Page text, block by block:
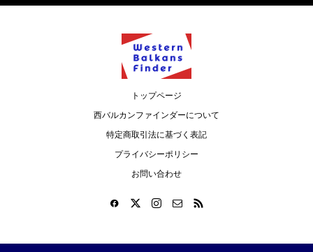
トップページ
西バルカンファインダーについて
特定商取引法に基づく表記
プライバシーポリシー
お問い合わせ